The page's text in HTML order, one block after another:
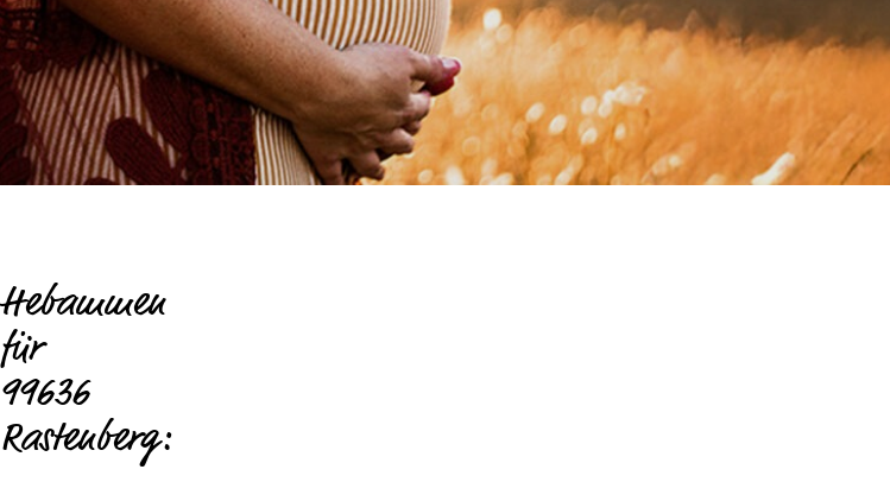
Hebammen
für
99636
Rastenberg: